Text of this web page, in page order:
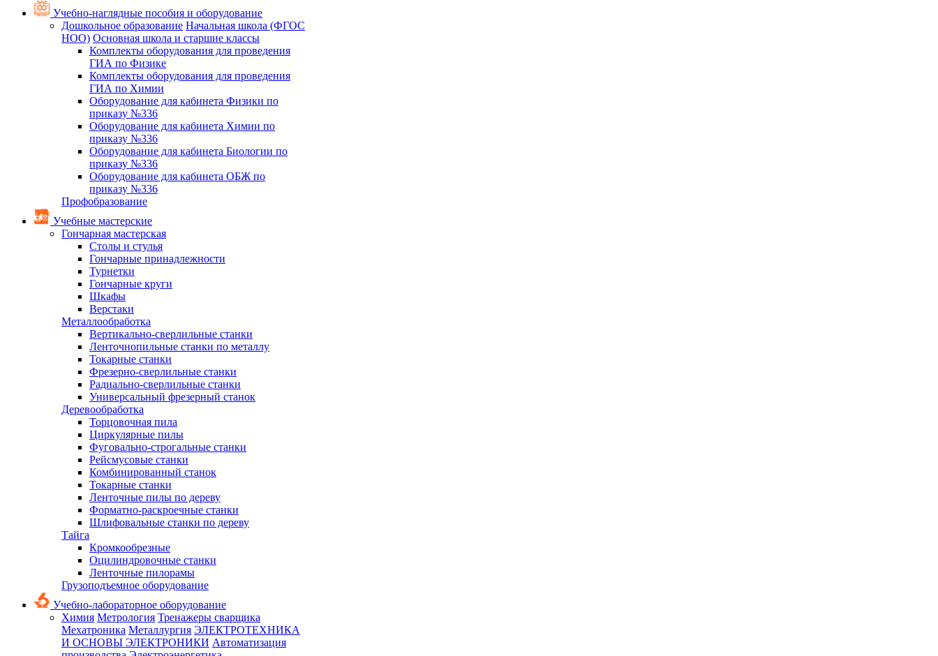
Учебно-наглядные пособия и оборудование
Дошкольное образование Начальная школа (ФГОС
НОО) Основная школа и старшие классы
Комплекты оборудования для проведения
ГИА по Физике
Комплекты оборудования для проведения
ГИА по Химии
Оборудование для кабинета Физики по
приказу №336
Оборудование для кабинета Химии по
приказу №336
Оборудование для кабинета Биологии по
приказу №336
Оборудование для кабинета ОБЖ по
приказу №336
Профобразование
Учебные мастерские
Гончарная мастерская
Столы и стулья
Гончарные принадлежности
Турнетки
Гончарные круги
Шкафы
Верстаки
Металлообработка
Вертикально-сверлильные станки
Ленточнопильные станки по металлу
Токарные станки
Фрезерно-сверлильные станки
Радиально-сверлильные станки
Универсальный фрезерный станок
Деревообработка
Торцовочная пила
Циркулярные пилы
Фуговально-строгальные станки
Рейсмусовые станки
Комбинированный станок
Токарные станки
Ленточные пилы по дереву
Форматно-раскроечные станки
Шлифовальные станки по дереву
Тайга
Кромкообрезные
Оцилиндровочные станки
Ленточные пилорамы
Грузоподъемное оборудование
Учебно-лабораторное оборудование
Химия Метрология Тренажеры сварщика
Мехатроника Металлургия ЭЛЕКТРОТЕХНИКА
И ОСНОВЫ ЭЛЕКТРОНИКИ Автоматизация